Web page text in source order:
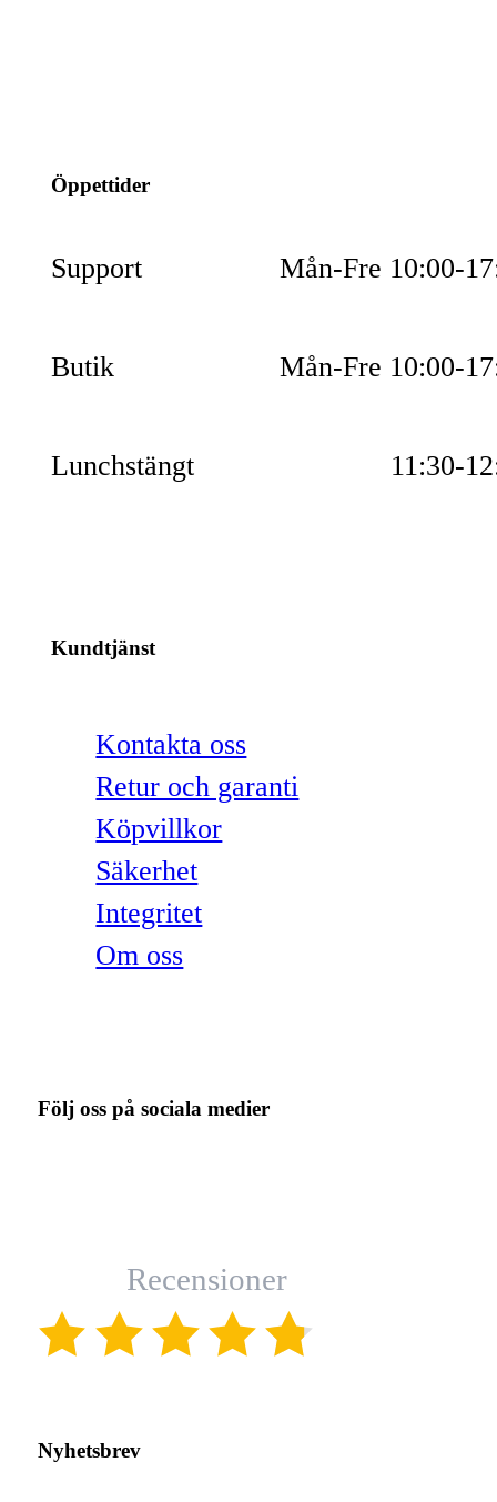
Öppettider
Support Mån-Fre 10:00-
Butik Mån-Fre 10:00-
Lunchstängt 11:30-
Kundtjänst
Kontakta oss
Retur och garanti
Köpvillkor
Säkerhet
Integritet
Om oss
Följ oss på sociala medier
Recensioner
Nyhetsbrev